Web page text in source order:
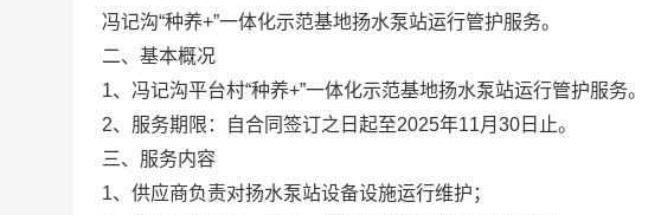
冯记沟“种养+”一体化示范基地扬水泵站运行管护服务。
二、基本概况
1、冯记沟平台村“种养+”一体化示范基地扬水泵站运行管护服务。
2、服务期限：自合同签订之日起至2025年11月30日止。
三、服务内容
1、供应商负责对扬水泵站设备设施运行维护；